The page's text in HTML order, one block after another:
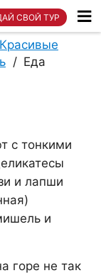
СВОЙ ТУР
Еда
с тонкими
и лапши
и
горе не так